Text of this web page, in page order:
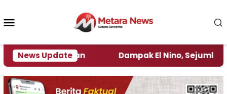
konten
News Update
Kebijakan Dampak El Nino, Sejumlah